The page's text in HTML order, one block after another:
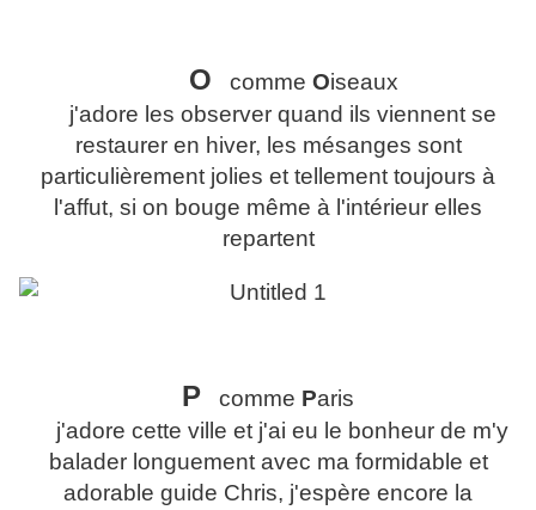
O comme Oiseaux
j'adore les observer quand ils viennent se
restaurer en hiver, les mésanges sont
particulièrement jolies et tellement toujours à
l'affut, si on bouge même à l'intérieur elles
repartent
P comme Paris
j'adore cette ville et j'ai eu le bonheur de m'y
balader longuement avec ma formidable et
adorable guide Chris, j'espère encore la